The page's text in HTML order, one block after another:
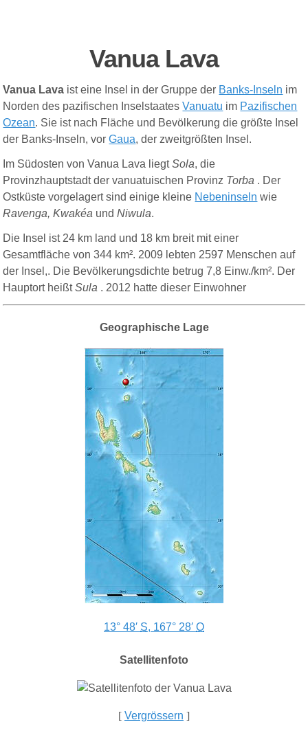
Vanua Lava
Vanua Lava ist eine Insel in der Gruppe der Banks-Inseln im
Norden des pazifischen InselstaatesVanuatu im Pazifischen
Ozean. Sie ist nach Fläche und Bevölkerung die größte Insel
der Banks-Inseln, vorGaua, der zweitgrößten Insel.
Im Südosten von Vanua Lava liegtSola, die
Provinzhauptstadt der vanuatuischen Provinz Torba . Der
Ostküste vorgelagert sind einige kleine Nebeninseln wie
Ravenga, Kwakéa undNiwula.
Die Insel ist 24 km land und 18 km breit mit einer
Gesamtfläche von 344 km². 2009 lebten 2597 Menschen auf
der Insel,. Die Bevölkerungsdichte betrug 7,8 Einw./km². Der
Hauptort heißtSula . 2012 hatte dieser Einwohner
Geographische Lage
13° 48′ S, 167° 28′ O
Satellitenfoto
[ Vergrössern ]